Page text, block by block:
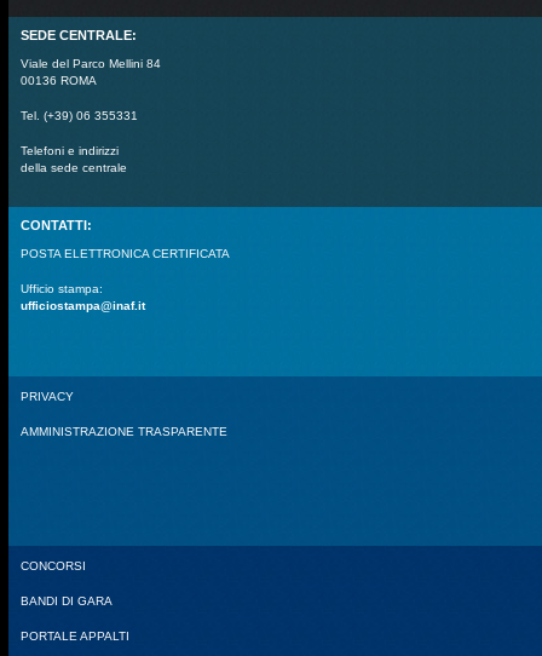
SEDE CENTRALE:
Viale del Parco Mellini 84
00136 ROMA
Tel. (+39) 06 355331
Telefoni e indirizzi
della sede centrale
CONTATTI:
POSTA ELETTRONICA CERTIFICATA
Ufficio stampa:
ufficiostampa@inaf.it
PRIVACY
AMMINISTRAZIONE TRASPARENTE
CONCORSI
BANDI DI GARA
PORTALE APPALTI